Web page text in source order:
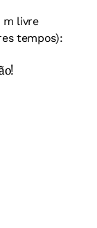
m livre
tempos):